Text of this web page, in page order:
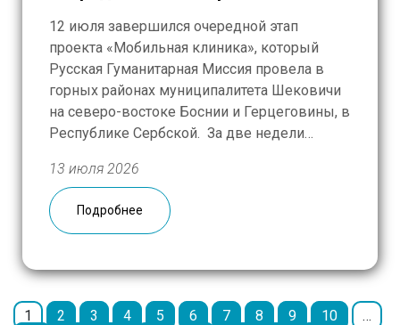
12 июля завершился очередной этап
проекта «Мобильная клиника», который
Русская Гуманитарная Миссия провела в
горных районах муниципалитета Шековичи
на северо-востоке Боснии и Герцеговины, в
Республике Сербской. За две недели
анестезиологом-реаниматологом, лучшим
врачом МЧС России 2020 года,
заслуженным врачом РФ Виктором
13 июля 2026
Подробнее
1 2 3 4 5 6 7 8 9 10
…